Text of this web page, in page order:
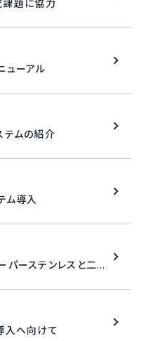
課題に協力
ューアル
テムの紹介
ム導入
同志社大学研究発表会【スーパーステンレスと二相ステンレスの腐食疲労】
入へ向けて